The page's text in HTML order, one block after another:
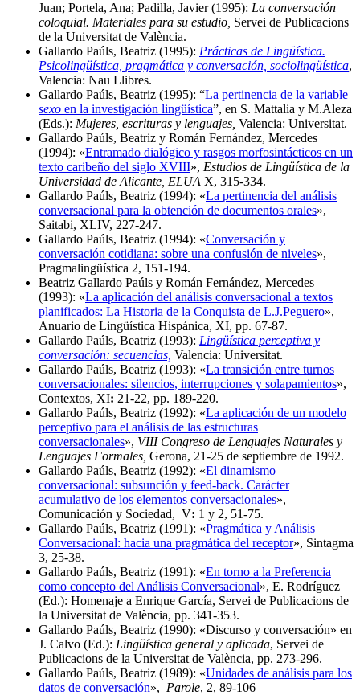
Juan; Portela, Ana; Padilla, Javier (1995): La conversación
coloquial. Materiales para su estudio, Servei de Publicacions
de la Universitat de València.
Gallardo Paúls, Beatriz (1995): Prácticas de Lingüística.
Psicolingüística, pragmática y conversación, sociolingüística,
Valencia: Nau Llibres.
Gallardo Paúls, Beatriz (1995): “La pertinencia de la variable
sexo en la investigación lingüística”, en S. Mattalia y M.Aleza
(Eds.): Mujeres, escrituras y lenguajes, Valencia: Universitat.
Gallardo Paúls, Beatriz y Román Fernández, Mercedes
(1994): «Entramado dialógico y rasgos morfosintácticos en un
texto caribeño del siglo XVIII», Estudios de Lingüística de la
Universidad de Alicante, ELUA X, 315-334.
Gallardo Paúls, Beatriz (1994): «La pertinencia del análisis
conversacional para la obtención de documentos orales»,
Saitabi, XLIV, 227-247.
Gallardo Paúls, Beatriz (1994): «Conversación y
conversación cotidiana: sobre una confusión de niveles»,
Pragmalingüística 2, 151-194.
Beatriz Gallardo Paúls y Román Fernández, Mercedes
(1993): «La aplicación del análisis conversacional a textos
planificados: La Historia de la Conquista de L.J.Peguero»,
Anuario de Lingüística Hispánica, XI, pp. 67-87.
Gallardo Paúls, Beatriz (1993): Lingüística perceptiva y
conversación: secuencias, Valencia: Universitat.
Gallardo Paúls, Beatriz (1993): «La transición entre turnos
conversacionales: silencios, interrupciones y solapamientos»,
Contextos, XI: 21-22, pp. 189-220.
Gallardo Paúls, Beatriz (1992): «La aplicación de un modelo
perceptivo para el análisis de las estructuras
conversacionales», VIII Congreso de Lenguajes Naturales y
Lenguajes Formales, Gerona, 21-25 de septiembre de 1992.
Gallardo Paúls, Beatriz (1992): «El dinamismo
conversacional: subsunción y feed-back. Carácter
acumulativo de los elementos conversacionales»,
Comunicación y Sociedad, V: 1 y 2, 51-75.
Gallardo Paúls, Beatriz (1991): «Pragmática y Análisis
Conversacional: hacia una pragmática del receptor», Sintagma
3, 25-38.
Gallardo Paúls, Beatriz (1991): «En torno a la Preferencia
como concepto del Análisis Conversacional», E. Rodríguez
(Ed.): Homenaje a Enrique García, Servei de Publicacions de
la Universitat de València, pp. 341-353.
Gallardo Paúls, Beatriz (1990): «Discurso y conversación» en
J. Calvo (Ed.): Lingüística general y aplicada, Servei de
Publicacions de la Universitat de València, pp. 273-296.
Gallardo Paúls, Beatriz (1989): «Unidades de análisis para los
datos de conversación», Parole, 2, 89-106